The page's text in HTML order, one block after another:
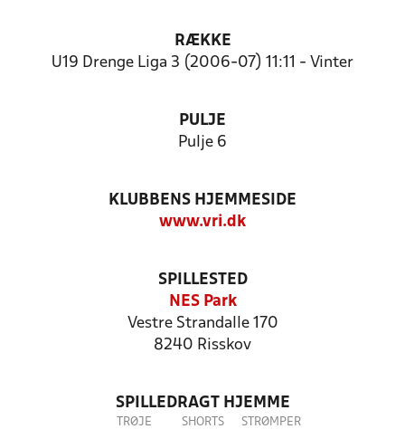
RÆKKE
U19 Drenge Liga 3 (2006-07) 11:11 - Vinter
PULJE
Pulje 6
KLUBBENS HJEMMESIDE
www.vri.dk
SPILLESTED
NES Park
Vestre Strandalle 170
8240 Risskov
SPILLEDRAGT HJEMME
TRØJE SHORTS STRØMPER